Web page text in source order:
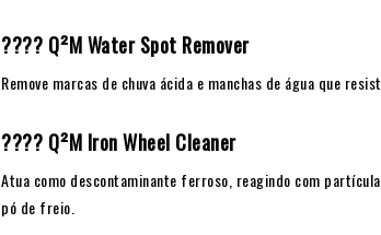
???? Q²M Water Spot Remover
Remove marcas de chuva ácida e manchas de água que
???? Q²M Iron Wheel Cleaner
Atua como descontaminante ferroso, reagindo com
pó de freio.